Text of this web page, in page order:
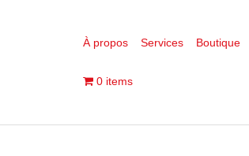
À propos Services Boutique
0 items